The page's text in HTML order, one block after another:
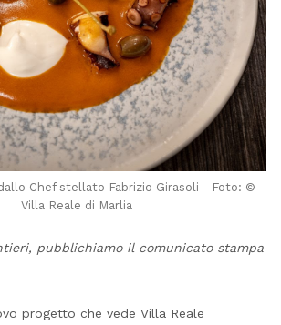
Chef stellato Fabrizio Girasoli - Foto: ©
Villa Reale di Marlia
pubblichiamo il comunicato stampa
progetto che vede Villa Reale